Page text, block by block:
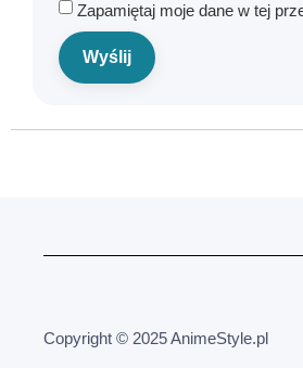
Zapamiętaj moje dane w tej
Copyright © 2025 AnimeStyle.pl